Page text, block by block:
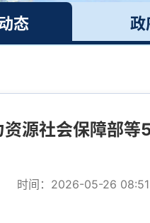
态 政
资源社会保障部等
时间：2026-05-26 08:51